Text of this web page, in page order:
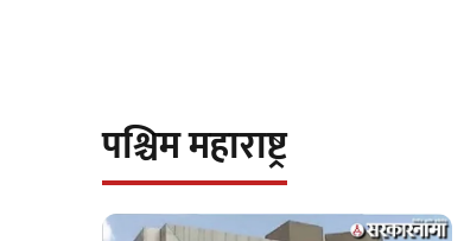
पश्चिम महाराष्ट्र